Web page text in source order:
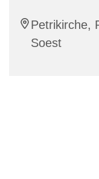
Petrikirche,
Soest